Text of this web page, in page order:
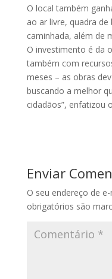
O local também
ao ar livre, quadra
caminhada, além de
O investimento é da
também com
meses – as obras
buscando a melhor
cidadãos”, enfatizou
Enviar
O seu endereço de
obrigatórios são